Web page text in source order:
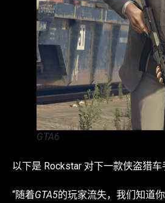
GTA6
以下是 Rockstar 对下一款侠盗猎车
“随着GTA5的玩家流失，我们知道